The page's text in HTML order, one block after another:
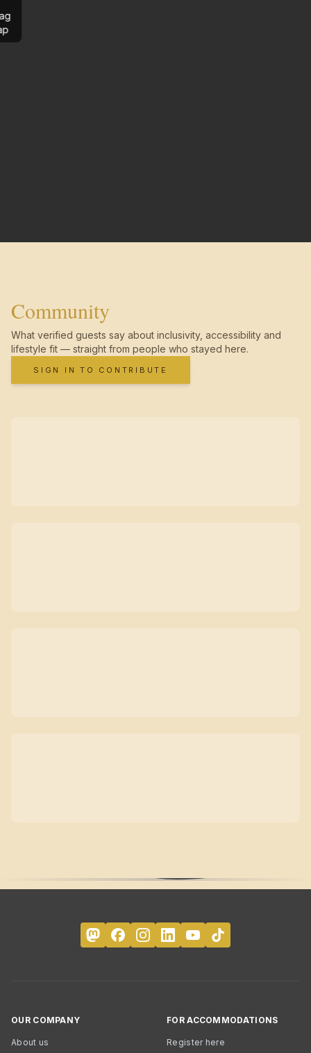
Community
What verified guests say about inclusivity, accessibility and
lifestyle fit — straight from people who stayed here.
SIGN IN TO CONTRIBUTE
OUR COMPANY
About us
FOR ACCOMMODATIONS
Register here